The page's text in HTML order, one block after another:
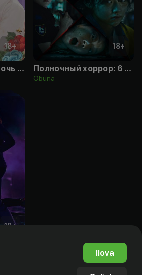
18+
Я украла первую ночь главного героя
18+
Полночный хоррор: 6 ночей
Obuna
18 +
Ilova